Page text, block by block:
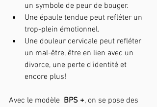
un symbole de peur de bouger.
Une épaule tendue peut refléter un
trop-plein émotionnel.
Une douleur cervicale peut refléter
un mal-être, être en lien avec un
divorce, une perte d’identité et
encore plus!
Avec le modèle BPS +, on se pose des